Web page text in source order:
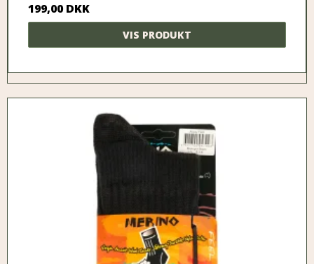
199,00 DKK
VIS PRODUKT